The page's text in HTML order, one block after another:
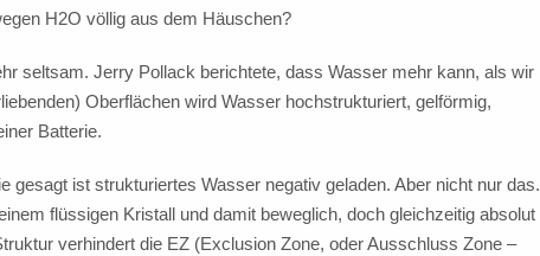
H2O völlig aus dem Häuschen?
seltsam. Jerry Pollack berichtete, dass Wasser mehr kann, als wir
Oberflächen wird Wasser hochstrukturiert, gelförmig,
Batterie.
gesagt ist strukturiertes Wasser negativ geladen. Aber nicht nur das.
flüssigen Kristall und damit beweglich, doch gleichzeitig absolut
verhindert die EZ (Exclusion Zone, oder Ausschluss Zone –